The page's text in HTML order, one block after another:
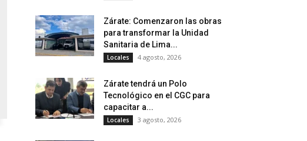
Zárate: Comenzaron las obras
para transformar la Unidad
Sanitaria de Lima...
Locales 4 agosto, 2026
Zárate tendrá un Polo
Tecnológico en el CGC para
capacitar a...
Locales 3 agosto, 2026